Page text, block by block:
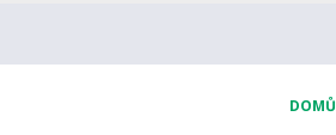
DOMŮ